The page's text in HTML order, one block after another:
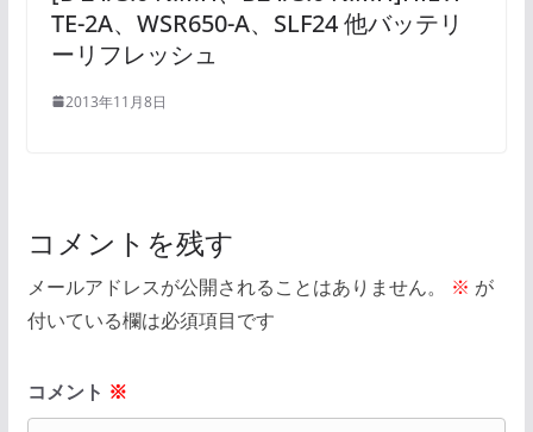
TE-2A、WSR650-A、SLF24 他バッテリ
ーリフレッシュ
2013年11月8日
コメントを残す
メールアドレスが公開されることはありません。 ※ が
付いている欄は必須項目です
コメント ※